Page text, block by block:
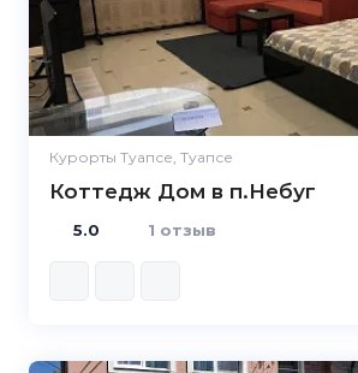
Курорты Туапсе, Туапсе
Коттедж Дом в п.Небуг
5.0 1 отзыв